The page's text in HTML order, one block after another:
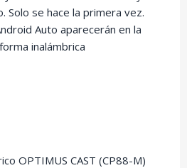
Solo se hace la primera vez.
Auto aparecerán en la
inalámbrica
OPTIMUS CAST (CP88-M)